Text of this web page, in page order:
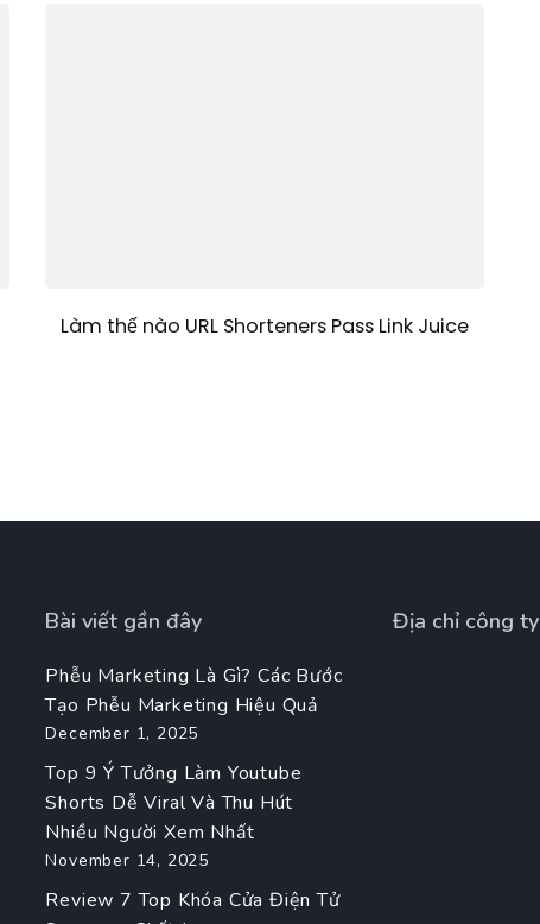
Làm thế nào URL Shorteners Pass Link Juice
Bài viết gần đây
Phễu Marketing Là Gì? Các Bước
Tạo Phễu Marketing Hiệu Quả
December 1, 2025
Top 9 Ý Tưởng Làm Youtube
Shorts Dễ Viral Và Thu Hút
Nhiều Người Xem Nhất
November 14, 2025
Review 7 Top Khóa Cửa Điện Tử
Địa chỉ công ty